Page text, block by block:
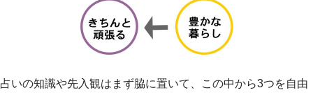
占いの知識や先入観はまず脇に置いて、この中から3つを自由